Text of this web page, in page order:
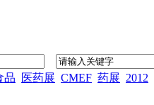
品 医药展 CMEF 药展 2012